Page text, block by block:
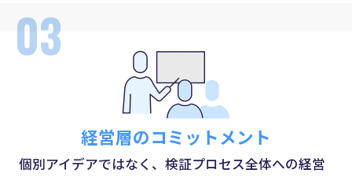
03
経営層のコミットメント
個別アイデアではなく、検証プロセス全体への経営